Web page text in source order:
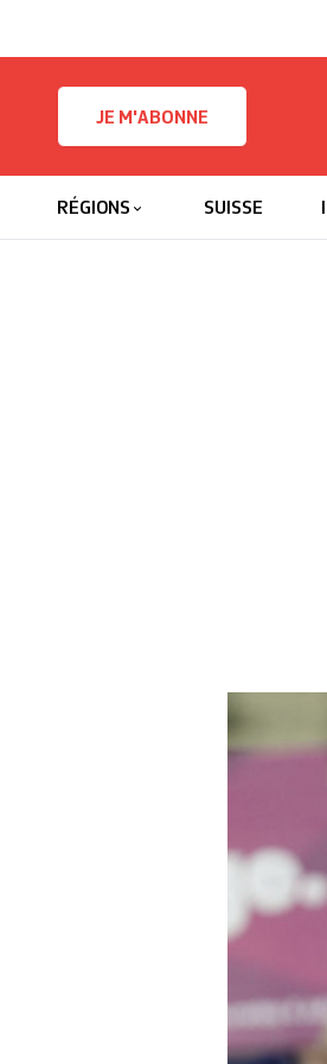
JE M'ABONNE
RÉGIONS
SUISSE